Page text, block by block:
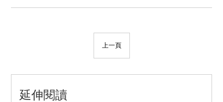
上一頁
延伸閱讀